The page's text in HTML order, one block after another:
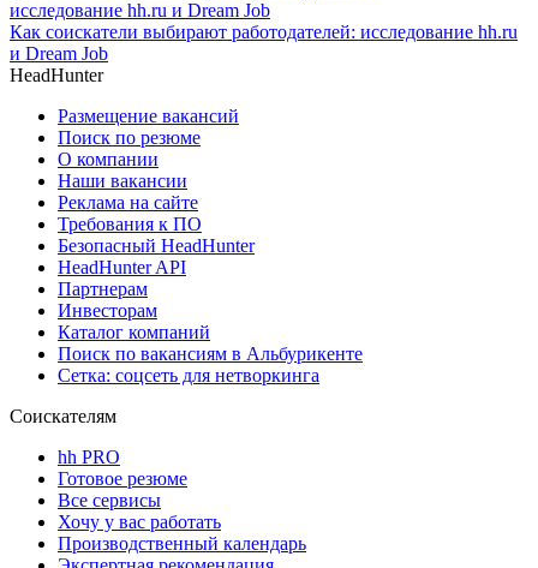
Как соискатели выбирают работодателей: исследование hh.ru
и Dream Job
HeadHunter
Размещение вакансий
Поиск по резюме
О компании
Наши вакансии
Реклама на сайте
Требования к ПО
Безопасный HeadHunter
HeadHunter API
Партнерам
Инвесторам
Каталог компаний
Поиск по вакансиям в Альбурикенте
Сетка: соцсеть для нетворкинга
Соискателям
hh PRO
Готовое резюме
Все сервисы
Хочу у вас работать
Производственный календарь